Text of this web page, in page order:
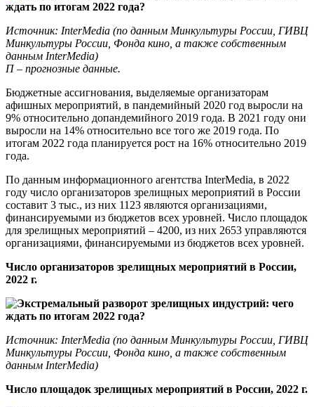
Источник: InterMedia (по данным Минкультуры России, ГИВЦ
Минкультуры России, Фонда кино, а также собственным
данным InterMedia)
П – прогнозные данные.
Бюджетные ассигнования, выделяемые организаторам
афишных мероприятий, в пандемийный 2020 год выросли на
9% относительно допандемийного 2019 года. В 2021 году они
выросли на 14% относительно все того же 2019 года. По
итогам 2022 года планируется рост на 16% относительно 2019
года.
По данным информационного агентства InterMedia, в 2022
году число организаторов зрелищных мероприятий в России
составит 3 тыс., из них 1123 являются организациями,
финансируемыми из бюджетов всех уровней. Число площадок
для зрелищных мероприятий – 4200, из них 2653 управляются
организациями, финансируемыми из бюджетов всех уровней.
Число организаторов зрелищных мероприятий в России,
2022 г.
Источник: InterMedia (по данным Минкультуры России, ГИВЦ
Минкультуры России, Фонда кино, а также собственным
данным InterMedia)
Число площадок зрелищных мероприятий в России, 2022 г.